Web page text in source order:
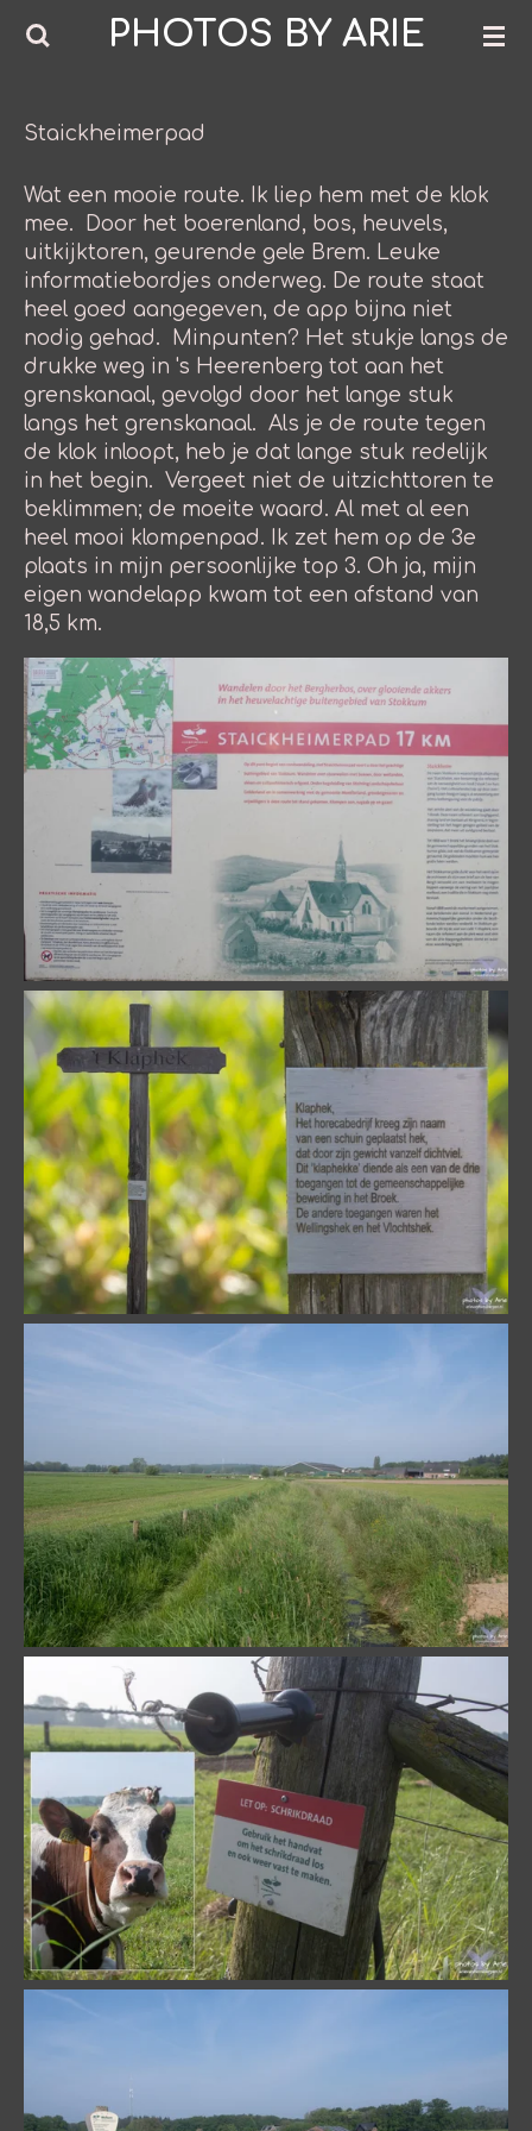
Ga
de
PHOTOS BY ARIE
Staickheimerpad
Wat een mooie route. Ik liep hem met de klok
mee. Door het boerenland, bos, heuvels,
uitkijktoren, geurende gele Brem. Leuke
informatiebordjes onderweg. De route staat
heel goed aangegeven, de app bijna niet
nodig gehad. Minpunten? Het stukje langs de
drukke weg in 's Heerenberg tot aan het
grenskanaal, gevolgd door het lange stuk
langs het grenskanaal. Als je de route tegen
de klok inloopt, heb je dat lange stuk redelijk
in het begin. Vergeet niet de uitzichttoren te
beklimmen; de moeite waard. Al met al een
heel mooi klompenpad. Ik zet hem op de 3e
plaats in mijn persoonlijke top 3. Oh ja, mijn
eigen wandelapp kwam tot een afstand van
18,5 km.